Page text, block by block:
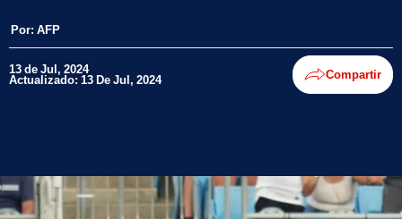
Por: AFP
13 de Jul, 2024
Actualizado: 13 De Jul, 2024 Compartir